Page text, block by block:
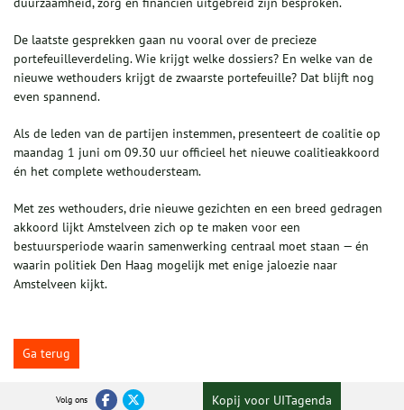
De laatste gesprekken gaan nu vooral over de precieze
portefeuilleverdeling. Wie krijgt welke dossiers? En welke van de
nieuwe wethouders krijgt de zwaarste portefeuille? Dat blijft nog
even spannend.
Als de leden van de partijen instemmen, presenteert de coalitie op
maandag 1 juni om 09.30 uur officieel het nieuwe coalitieakkoord
én het complete wethoudersteam.
Met zes wethouders, drie nieuwe gezichten en een breed gedragen
akkoord lijkt Amstelveen zich op te maken voor een
bestuursperiode waarin samenwerking centraal moet staan — én
waarin politiek Den Haag mogelijk met enige jaloezie naar
Amstelveen kijkt.
Ga terug
Volg ons Kopij voor UITagenda